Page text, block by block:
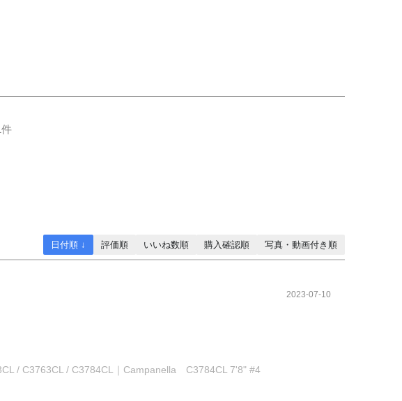
件
日付順 ↓ 評価順 いいね数順 購入確認順 写真・動画付き順
2023-07-10
/ C3763CL / C3784CL｜Campanella C3784CL 7'8" #4